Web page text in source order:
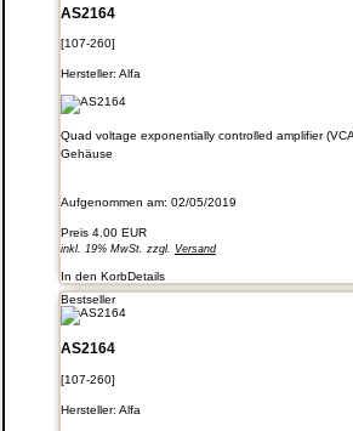
AS2164
[107-260]
Hersteller: Alfa
Quad voltage exponentially controlled amplifier
Gehäuse
Aufgenommen am: 02/05/2019
Preis 4.00 EUR
inkl. 19% MwSt. zzgl. Versand
In den KorbDetails
Bestseller
AS2164
[107-260]
Hersteller: Alfa